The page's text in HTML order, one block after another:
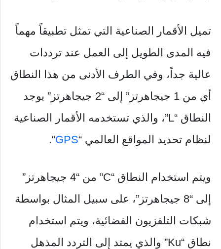
تميل الأقمار الصناعية التي تمثل تطبيقاً مهماً
فيه المدى الطويل إلى العمل عند ترددات
عالية جداً، وفي الطرف الأدنى من هذا النطاق
أي من 1 جيجاهرتز” إلى “2 جيجاهرتز” يوجد
النطاق “L”، والذي تستخدمه الأقمار الصناعية
لنظام تحديد المواقع العالمي “GPS
“.
ويتم استخدام النطاق “C” من “4 جيجاهرتز”
إلى “8 جيجاهرتز”، على سبيل المثال بواسطة
شبكات التلفزيون الفضائية، ويتم استخدام
نطاق “Ku” والذي يمتد إلى التردد المذهل